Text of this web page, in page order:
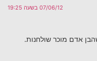
07/06/12 בשעה 19:25
אדם מוכר שולחנות.